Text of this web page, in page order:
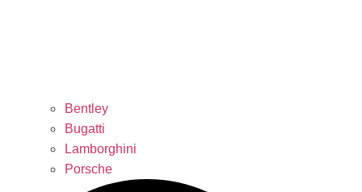
Bentley
Bugatti
Lamborghini
Porsche